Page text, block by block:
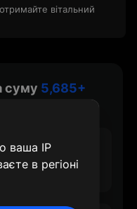
вітальний
суму 5,685+
ваша IP
в регіоні